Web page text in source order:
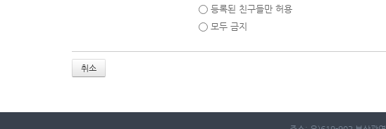
등록된 친구들만 허용
모두 금지
취소